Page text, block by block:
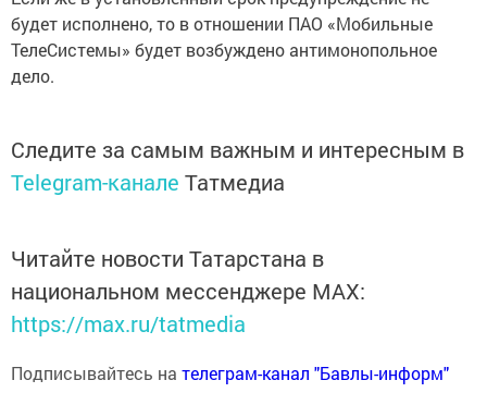
будет исполнено, то в отношении ПАО «Мобильные
ТелеСистемы» будет возбуждено антимонопольное
дело.
Следите за самым важным и интересным в
Telegram-канале Татмедиа
Читайте новости Татарстана в
национальном мессенджере MАХ:
https://max.ru/tatmedia
Подписывайтесь на телеграм-канал "Бавлы-информ"